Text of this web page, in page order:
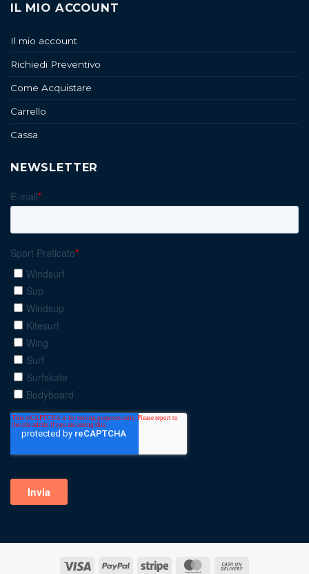
IL MIO ACCOUNT
Il mio account
Richiedi Preventivo
Come Acquistare
Carrello
Cassa
NEWSLETTER